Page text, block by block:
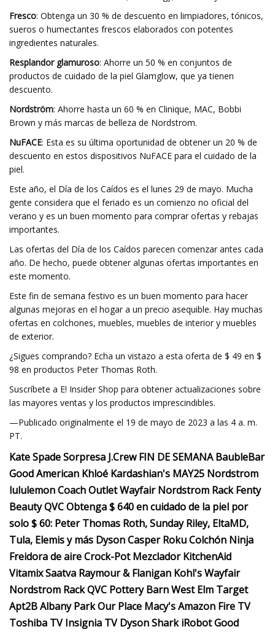
Fresco: Obtenga un 30 % de descuento en limpiadores, tónicos,
sueros o humectantes frescos elaborados con potentes
ingredientes naturales.
Resplandor glamuroso: Ahorre un 50 % en conjuntos de
productos de cuidado de la piel Glamglow, que ya tienen
descuento.
Nordström: Ahorre hasta un 60 % en Clinique, MAC, Bobbi
Brown y más marcas de belleza de Nordstrom.
NuFACE: Esta es su última oportunidad de obtener un 20 % de
descuento en estos dispositivos NuFACE para el cuidado de la
piel.
Este año, el Día de los Caídos es el lunes 29 de mayo. Mucha
gente considera que el feriado es un comienzo no oficial del
verano y es un buen momento para comprar ofertas y rebajas
importantes.
Las ofertas del Día de los Caídos parecen comenzar antes cada
año. De hecho, puede obtener algunas ofertas importantes en
este momento.
Este fin de semana festivo es un buen momento para hacer
algunas mejoras en el hogar a un precio asequible. Hay muchas
ofertas en colchones, muebles, muebles de interior y muebles
de exterior.
¿Sigues comprando? Echa un vistazo a esta oferta de $ 49 en $
98 en productos Peter Thomas Roth.
Suscríbete a E! Insider Shop para obtener actualizaciones sobre
las mayores ventas y los productos imprescindibles.
—Publicado originalmente el 19 de mayo de 2023 a las 4 a. m.
PT.
Kate Spade Sorpresa J.Crew FIN DE SEMANA BaubleBar
Good American Khloé Kardashian's MAY25 Nordstrom
lululemon Coach Outlet Wayfair Nordstrom Rack Fenty
Beauty QVC Obtenga $ 640 en cuidado de la piel por
solo $ 60: Peter Thomas Roth, Sunday Riley, EltaMD,
Tula, Elemis y más Dyson Casper Roku Colchón Ninja
Freidora de aire Crock-Pot Mezclador KitchenAid
Vitamix Saatva Raymour & Flanigan Kohl's Wayfair
Nordstrom Rack QVC Pottery Barn West Elm Target
Apt2B Albany Park Our Place Macy's Amazon Fire TV
Toshiba TV Insignia TV Dyson Shark iRobot Good